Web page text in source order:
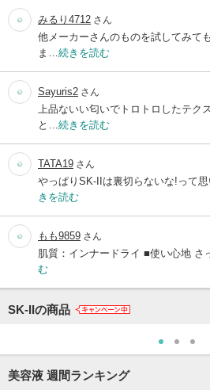
みるり4712 さん
他メーカーさんのものを試してみて
ま… 続きを読む
Sayuris2 さん
上品ないい匂いでトロトロしたテク
と… 続きを読む
TATA19 さん
やっぱりSK-IIは裏切らないな!って
きを読む
もも9859 さん
肌質：インナードライ ■使い心地
む
SK-IIの商品
美容液 週間ランキング